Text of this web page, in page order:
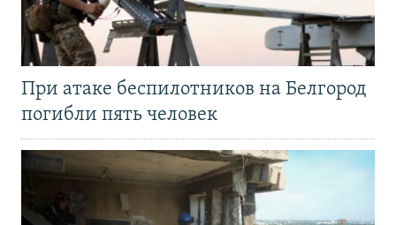
При атаке беспилотников на Белгород
погибли пять человек